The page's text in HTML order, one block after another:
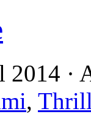
2014 ·
,